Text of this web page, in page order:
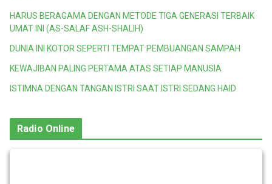
HARUS BERAGAMA DENGAN METODE TIGA GENERASI TERBAIK
UMAT INI (AS-SALAF ASH-SHALIH)
DUNIA INI KOTOR SEPERTI TEMPAT PEMBUANGAN SAMPAH
KEWAJIBAN PALING PERTAMA ATAS SETIAP MANUSIA
ISTIMNA DENGAN TANGAN ISTRI SAAT ISTRI SEDANG HAID
Radio Online